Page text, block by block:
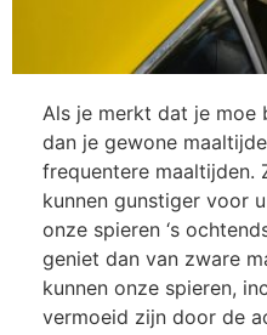
Als je merkt dat je moe
dan je gewone
frequentere maaltijden.
kunnen gunstiger voor
onze spieren ‘s
geniet dan van zware
kunnen onze spieren,
vermoeid zijn door de